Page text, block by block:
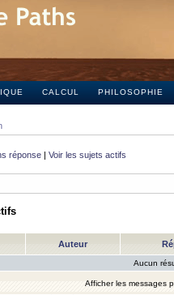
CALCUL PHILOSOPHIE
réponse | Voir les sujets actifs
Auteur
Aucun
Afficher les messages